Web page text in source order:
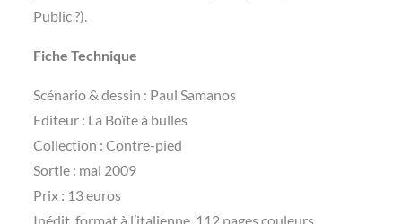
Public ?).
Fiche Technique
Scénario & dessin : Paul Samanos
Editeur : La Boîte à bulles
Collection : Contre-pied
Sortie : mai 2009
Prix : 13 euros
Inédit, format à l’italienne, 112 pages couleurs